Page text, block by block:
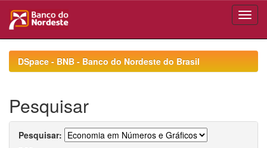
navigationDSpace - BNB - Banco do Nordeste do Brasil
Pesquisar
Pesquisar: